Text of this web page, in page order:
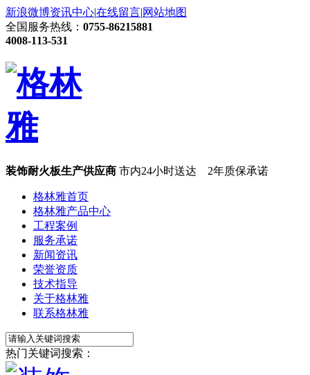
新浪微博资讯中心|在线留言|网站地图
全国服务热线： 0755-86215881
4008-113-531
装饰耐火板生产供应商 市内24小时送达 2年质保承诺
格林雅首页
格林雅产品中心
工程案例
服务承诺
新闻资讯
荣誉资质
技术指导
关于格林雅
联系格林雅
热门关键词搜索：